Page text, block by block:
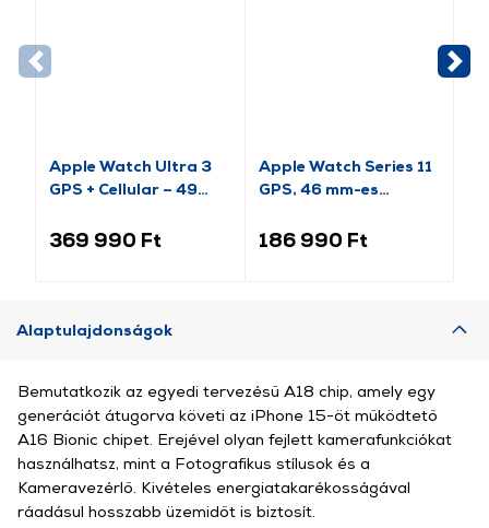
Apple Watch Ultra 3
GPS + Cellular – 49
acélkék óceán szíj
369 990 Ft
Apple Watch Series 11
GPS, 46 mm-es
alumíniumtok, fekete
186 990 Ft
Alaptulajdonságok
Bemutatkozik az egyedi tervezésű A18 chip, amely egy
generációt átugorva követi az iPhone 15-öt működtető
A16 Bionic chipet. Erejével olyan fejlett kamerafunkciókat
használhatsz, mint a Fotografikus stílusok és a
Kameravezérlő. Kivételes energiatakarékosságával
ráadásul hosszabb üzemidőt is biztosít.